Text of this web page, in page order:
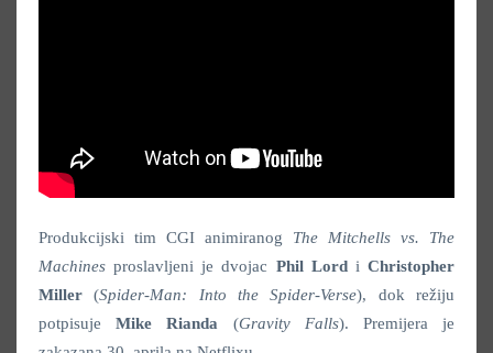
Produkcijski tim CGI animiranog The Mitchells vs. The
Machines proslavljeni je dvojac Phil Lord iChristopher
Miller(Spider-Man: Into the Spider-Verse), dok režiju
potpisujeMike Rianda (Gravity Falls). Premijera je